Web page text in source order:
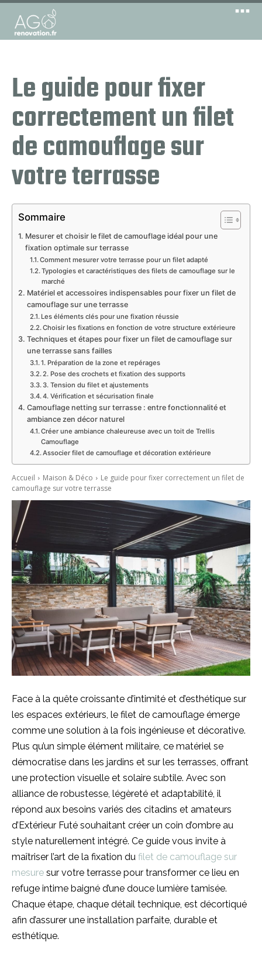
Le guide pour fixer
correctement un filet
de camouflage sur
votre terrasse
Sommaire
Mesurer et choisir le filet de camouflage idéal pour une
fixation optimale sur terrasse
Comment mesurer votre terrasse pour un filet adapté
Typologies et caractéristiques des filets de camouflage sur le
marché
Matériel et accessoires indispensables pour fixer un filet de
camouflage sur une terrasse
Les éléments clés pour une fixation réussie
Choisir les fixations en fonction de votre structure extérieure
Techniques et étapes pour fixer un filet de camouflage sur
une terrasse sans failles
1. Préparation de la zone et repérages
2. Pose des crochets et fixation des supports
3. Tension du filet et ajustements
4. Vérification et sécurisation finale
Camouflage netting sur terrasse : entre fonctionnalité et
ambiance zen décor naturel
Créer une ambiance chaleureuse avec un toit de Trellis
Camouflage
Associer filet de camouflage et décoration extérieure
Accueil Maison & Déco
Le guide pour fixer correctement un filet de
camouflage sur votre terrasse
Face à la quête croissante d’intimité et d’esthétique sur
les espaces extérieurs, le filet de camouflage émerge
comme une solution à la fois ingénieuse et décorative.
Plus qu’un simple élément militaire, ce matériel se
démocratise dans les jardins et sur les terrasses, offrant
une protection visuelle et solaire subtile. Avec son
alliance de robustesse, légèreté et adaptabilité, il
répond aux besoins variés des citadins et amateurs
d’Extérieur Futé souhaitant créer un coin d’ombre au
style naturellement intégré. Ce guide vous invite à
maîtriser l’art de la fixation du filet de camouflage sur
mesure sur votre terrasse pour transformer ce lieu en
refuge intime baigné d’une douce lumière tamisée.
Chaque étape, chaque détail technique, est décortiqué
afin d’assurer une installation parfaite, durable et
esthétique.